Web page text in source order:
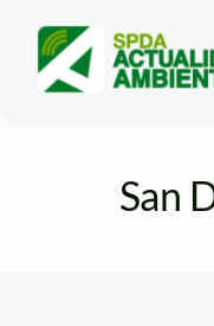
content
San